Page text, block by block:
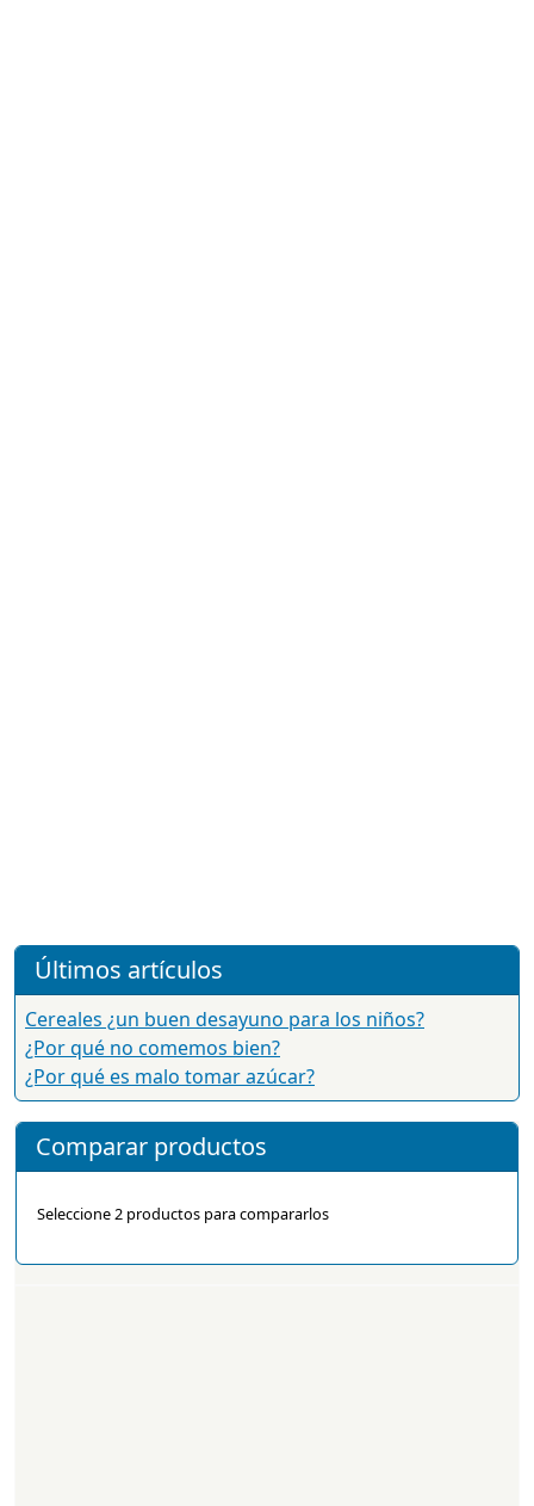
Últimos artículos
Cereales ¿un buen desayuno para los niños?
¿Por qué no comemos bien?
¿Por qué es malo tomar azúcar?
Comparar productos
Seleccione 2 productos para compararlos